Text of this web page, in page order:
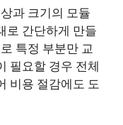
과 크기의 모듈
로 간단하게 만들
특정 부분만 교
필요할 경우 전체
비용 절감에도 도